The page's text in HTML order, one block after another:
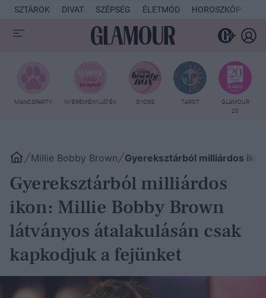
SZTÁROK DIVAT SZÉPSÉG ÉLETMÓD HOROSZKÓP
MANCSPARTY NYEREMÉNYJÁTÉK SYOSS TAROT
GLAMOUR
20
Millie Bobby Brown Gyereksztárból milliárdos
Gyereksztárból milliárdos
ikon: Millie Bobby Brown
látványos átalakulásán csak
kapkodjuk a fejünket